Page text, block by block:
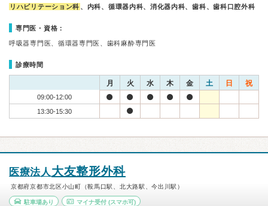
リハビリテーション科 、内科、循環器内科、消化器内科、歯科、歯科口腔外科
専門医・資格：
呼吸器専門医、循環器専門医、歯科麻酔専門医
診療時間
月 火 水 木 金 土 日 祝
09:00-12:00
13:30-15:30
医療法人大友整形外科
京都府京都市北区小山町（鞍馬口駅、北大路駅、今出川駅）
駐車場あり マイナ受付(スマホ可)